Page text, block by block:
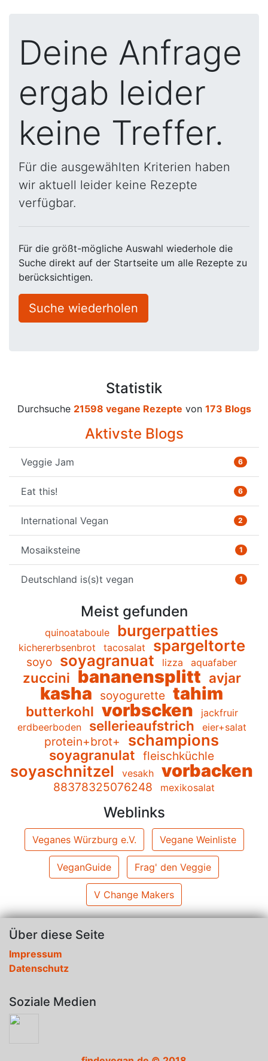
Deine Anfrage
ergab leider
keine Treffer.
Für die ausgewählten Kriterien haben
wir aktuell leider keine Rezepte
verfügbar.
Für die größt-mögliche Auswahl wiederhole die
Suche direkt auf der Startseite um alle Rezepte zu
berücksichtigen.
Suche wiederholen
Statistik
Durchsuche 21598 vegane Rezepte von 173 Blogs
Aktivste Blogs
Veggie Jam 6
Eat this! 6
International Vegan 2
Mosaiksteine 1
Deutschland is(s)t vegan 1
Meist gefunden
quinoataboule burgerpatties
kichererbsenbrot tacosalat spargeltorte
soyo soyagranuat lizza aquafaber
zuccini bananensplitt avjar
kasha soyogurette tahim
butterkohl vorbscken
jackfruir
erdbeerboden
sellerieaufstrich eier+salat
protein+brot+ schampions
soyagranulat fleischküchle
soyaschnitzel vesakh vorbacken
88378325076248 mexikosalat
Weblinks
Veganes Würzburg e.V. Vegane Weinliste
VeganGuide Frag' den Veggie
V Change Makers
Über diese Seite
Impressum
Datenschutz
Soziale Medien